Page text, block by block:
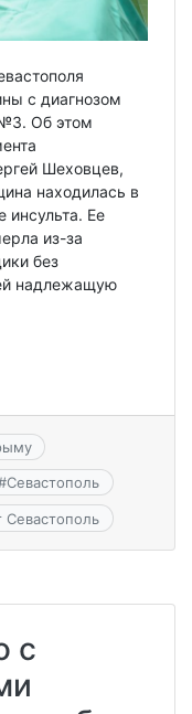
с диагнозом
№3. Об этом
Шеховцев,
находилась в
инсульта. Ее
из-за
без
надлежащую
Севастополь
Севастополь
с